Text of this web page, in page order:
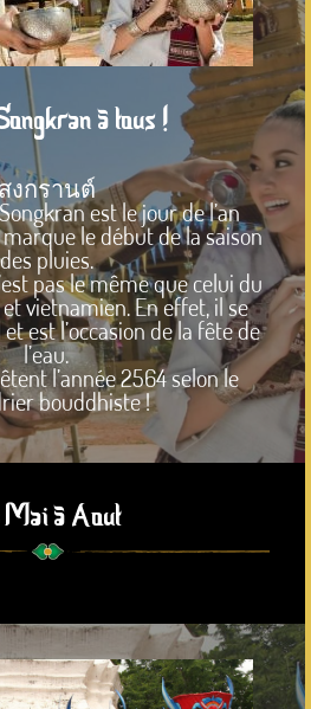
à tous !
งกรานต์
est le jour de l’an
le début de la saison
des pluies.
pas le même que celui du
vietnamien. En effet, il se
est l’occasion de la fête de
l’eau.
l’année 2564 selon le
bouddhiste !
Mai à Aout